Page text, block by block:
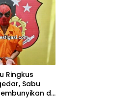
Ringkus
Sabu
di